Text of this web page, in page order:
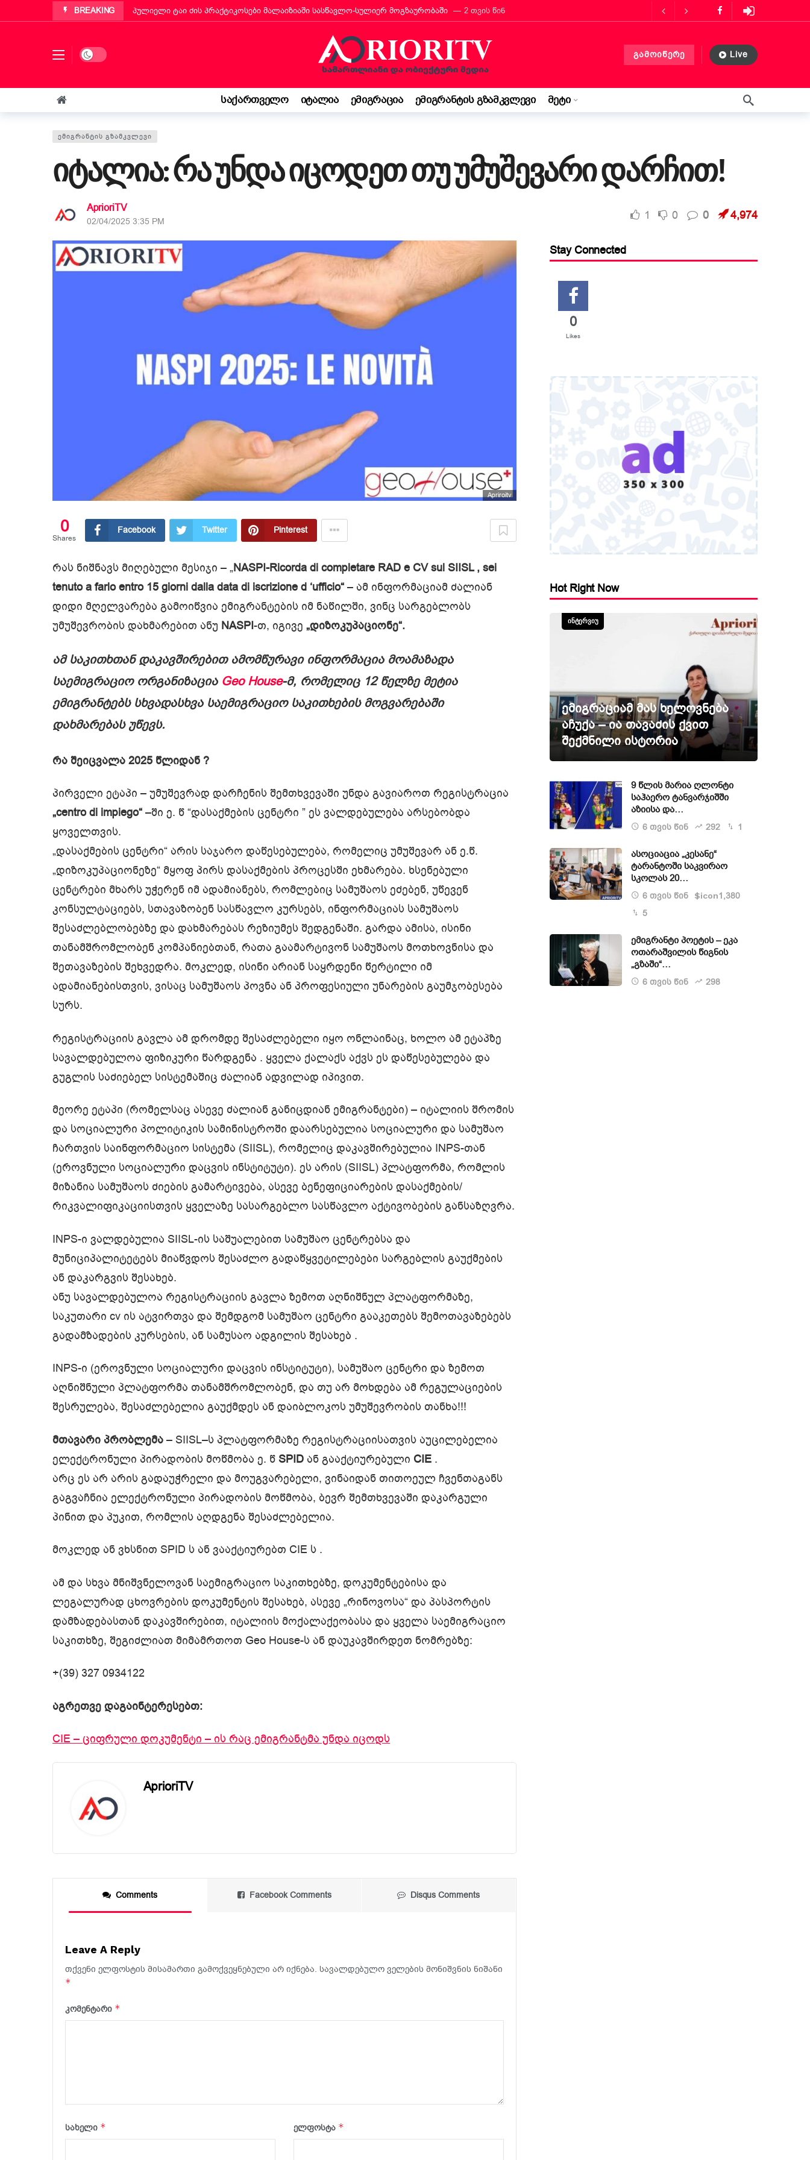
BREAKING პულიელი ტაი ძის პრაქტიკოსები მალაიზიაში სასწავლო-სულიერ მოგზაურობაში
2 თვის წინ
„ბეტა ჰოლდინგი“ EBIT 2026-ის მთავარი მხარდამჭერია — ბათუმი ტურიზმის საერთაშორისო გამოფენას მასპინძლობს
3 თვის წინ
ქართველმა ემიგრანტმა მოსწავლემ იტალიაში პოეზიის კონკურსი მოიგო
3 თვის წინ
იტალიის პარლამენტმა „უსაფრთხოების დეკრეტი“ დაამტკიცა – რას ნიშნავს ეს ემიგრანტებისთვის
3 თვის წინ
Dark mode გამოიწერე Live
საქართველო იტალია ემიგრაცია ემიგრანტის გზამკვლევი მეტი
ᲔᲛᲘᲒᲠᲐᲜᲢᲘᲡ ᲒᲖᲐᲛᲙᲕᲚᲔᲕᲘ
იტალია: რა უნდა იცოდეთ თუ უმუშევარი დარჩით!
AprioriTV
02/04/2025 3:35 PM 1 0 0 4,974
Apriroitv
0
Shares
Facebook Twitter Pinterest
რას ნიშნავს მიღებული მესიჯი – „NASPI-Ricorda di completare RAD e CV sul SIISL , sei
tenuto a farlo entro 15 giorni dalla data di iscrizione d ‘ufficio“ – ამ ინფორმაციამ ძალიან
დიდი მღელვარება გამოიწვია ემიგრანტების იმ ნაწილში, ვინც სარგებლობს
უმუშევრობის დახმარებით ანუ NASPI-თ, იგივე „დიზოკუპაციონე“.
ამ საკითხთან დაკავშირებით ამომწურავი ინფორმაცია მოამაზადა
საემიგრაციო ორგანიზაცია Geo House-მ, რომელიც 12 წელზე მეტია
ემიგრანტებს სხვადასხვა საემიგრაციო საკითხების მოგვარებაში
დახმარებას უწევს.
რა შეიცვალა 2025 წლიდან ?
პირველი ეტაპი – უმუშევრად დარჩენის შემთხვევაში უნდა გავიაროთ რეგისტრაცია
„centro di impiego“ –ში ე. წ “დასაქმების ცენტრი ” ეს ვალდებულება არსებობდა
ყოველთვის.
„დასაქმების ცენტრი“ არის საჯარო დაწესებულება, რომელიც უმუშევარ ან ე.წ.
„დიზოკუპაციონეზე“ მყოფ პირს დასაქმების პროცესში ეხმარება. ხსენებული
ცენტრები მხარს უჭერენ იმ ადამიანებს, რომლებიც სამუშაოს ეძებენ, უწევენ
კონსულტაციებს, სთავაზობენ სასწავლო კურსებს, ინფორმაციას სამუშაოს
შესაძლებლობებზე და დახმარებას რეზიუმეს შედგენაში. გარდა ამისა, ისინი
თანამშრომლობენ კომპანიებთან, რათა გაამარტივონ სამუშაოს მოთხოვნისა და
შეთავაზების შეხვედრა. მოკლედ, ისინი არიან საყრდენი წერტილი იმ
ადამიანებისთვის, ვისაც სამუშაოს პოვნა ან პროფესიული უნარების გაუმჯობესება
სურს.
რეგისტრაციის გავლა ამ დრომდე შესაძლებელი იყო ონლაინაც, ხოლო ამ ეტაპზე
სავალდებულოა ფიზიკური წარდგენა . ყველა ქალაქს აქვს ეს დაწესებულება და
გუგლის საძიებელ სისტემაშიც ძალიან ადვილად იპივით.
მეორე ეტაპი (რომელსაც ასევე ძალიან განიცდიან ემიგრანტები) – იტალიის შრომის
და სოციალური პოლიტიკის სამინისტროში დაარსებულია სოციალური და სამუშაო
ჩართვის საინფორმაციო სისტემა (SIISL), რომელიც დაკავშირებულია INPS-თან
(ეროვნული სოციალური დაცვის ინსტიტუტი). ეს არის (SIISL) პლატფორმა, რომლის
მიზანია სამუშაოს ძიების გამარტივება, ასევე ბენეფიციარების დასაქმების/
რიკვალიფიკაციისთვის ყველაზე სასარგებლო სასწავლო აქტივობების განსაზღვრა.
INPS-ი ვალდებულია SIISL-ის საშუალებით სამუშაო ცენტრებსა და
მუნიციპალიტეტებს მიაწვდოს შესაძლო გადაწყვეტილებები სარგებლის გაუქმების
ან დაკარგვის შესახებ.
ანუ სავალდებულოა რეგისტრაციის გავლა ზემოთ აღნიშნულ პლატფორმაზე,
საკუთარი cv ის ატვირთვა და შემდგომ სამუშაო ცენტრი გააკეთებს შემოთავაზებებს
გადამზადების კურსების, ან სამუსაო ადგილის შესახებ .
INPS-ი (ეროვნული სოციალური დაცვის ინსტიტუტი), სამუშაო ცენტრი და ზემოთ
აღნიშნული პლატფორმა თანამშრომლობენ, და თუ არ მოხდება ამ რეგულაციების
შესრულება, შესაძლებელია გაუქმდეს ან დაიბლოკოს უმუშევრობის თანხა!!!
მთავარი პრობლემა – SIISL–ს პლატფორმაზე რეგისტრაციისათვის აუცილებელია
ელექტრონული პირადობის მოწმობა ე. წ SPID ან გააქტიურებული CIE .
არც ეს არ არის გადაუჭრელი და მოუგვარებელი, ვინაიდან თითოეულ ჩვენთაგანს
გაგვაჩნია ელექტრონული პირადობის მოწმობა, ბევრ შემთხვევაში დაკარგული
პინით და პუკით, რომლის აღდგენა შესაძლებელია.
მოკლედ ან ვხსნით SPID ს ან ვააქტიურებთ CIE ს .
ამ და სხვა მნიშვნელოვან საემიგრაციო საკითხებზე, დოკუმენტებისა და
ლეგალურად ცხოვრების დოკუმენტის შესახებ, ასევე „რინოვოსა“ და პასპორტის
დამზადებასთან დაკავშირებით, იტალიის მოქალაქეობასა და ყველა საემიგრაციო
საკითხზე, შეგიძლიათ მიმამრთოთ Geo House-ს ან დაუკავშირდეთ ნომრებზე:
+(39) 327 0934122
აგრეთვე დაგაინტერესებთ:
CIE – ციფრული დოკუმენტი – ის რაც ემიგრანტმა უნდა იცოდს
AprioriTV
Comments Facebook Comments Disqus Comments
Leave A Reply
თქვენი ელფოსტის მისამართი გამოქვეყნებული არ იქნება. სავალდებულო ველების მონიშვნის ნიშანი
*
კომენტარი *
სახელი * ელფოსტა *
Stay Connected
0
Likes
Hot Right Now
ᲘᲜᲢᲔᲠᲕᲘᲣ
ემიგრაციამ მას ხელოვნება
აჩუქა – ია თავაძის ქვით
შექმნილი ისტორია
9 წლის მარია ღლონტი
საჰაერო ტანვარჯიშში
აზიისა და…
6 თვის წინ 292 1
ასოციაცია „კესანე“
ტარანტოში საკვირაო
სკოლას 20…
6 თვის წინ $icon1,380
5
ემიგრანტი პოეტის – ეკა
ოთარაშვილის წიგნის
„გზაში“…
6 თვის წინ 298